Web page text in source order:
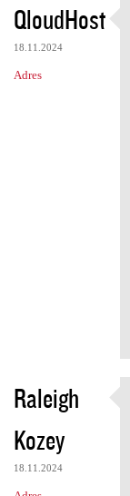
QloudHost
18.11.2024
Adres
Raleigh
Kozey
18.11.2024